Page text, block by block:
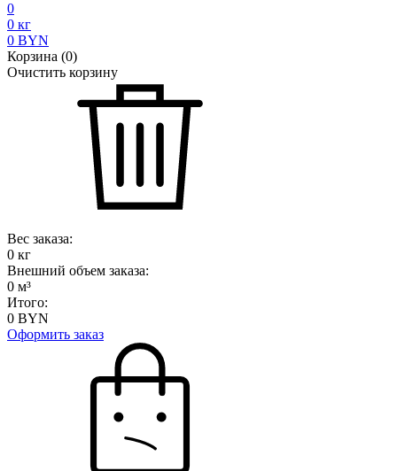
0
0 кг
0 BYN
Корзина (0)
Очистить корзину
Вес заказа:
0 кг
Внешний объем заказа:
0 м³
Итого:
0 BYN
Оформить заказ